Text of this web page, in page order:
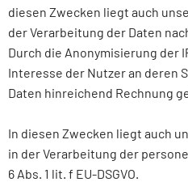
diesen Zwecken liegt auch
der Verarbeitung der Daten
Durch die Anonymisierung der
Interesse der Nutzer an deren
Daten hinreichend Rechnung
In diesen Zwecken liegt auch
in der Verarbeitung der
6 Abs. 1 lit. f EU-DSGVO.